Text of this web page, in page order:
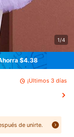
1/4
$4.38
¡Últimos 3 días
de unirte.